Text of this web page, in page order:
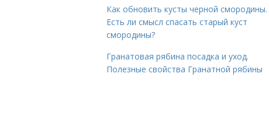
Как обновить кусты черной смородины.
Есть ли смысл спасать старый куст
смородины?
Гранатовая рябина посадка и уход.
Полезные свойства Гранатной рябины